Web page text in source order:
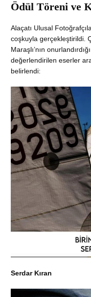
Ödül Töreni ve
Alaçatı Ulusal
coşkuyla gerçekleştirildi.
Maraşlı’nın
değerlendirilen eserler
belirlendi:
Serdar Kıran